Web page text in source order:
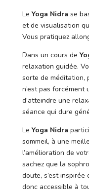
Le Yoga Nidra se
et de visualisation
Vous pratiquez
Dans un cours de
relaxation guidée.
sorte de méditation,
n’est pas forcément
d’atteindre une
séance qui dure
Le Yoga Nidra
sommeil, à une
l’amélioration de
sachez que la
doute, s’est inspirée
donc accessible à